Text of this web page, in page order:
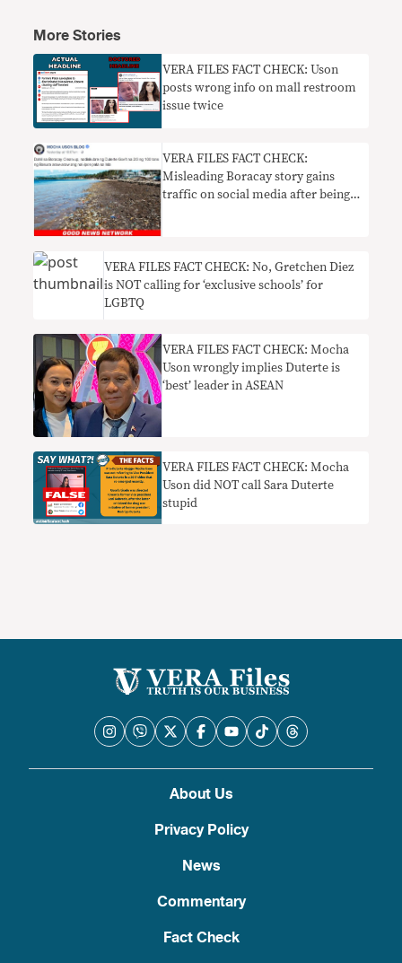
More Stories
VERA FILES FACT CHECK: Uson
posts wrong info on mall restroom
issue twice
VERA FILES FACT CHECK:
Misleading Boracay story gains
traffic on social media after being
VERA FILES FACT CHECK: No, Gretchen Diez
is NOT calling for ‘exclusive schools’ for
LGBTQ
VERA FILES FACT CHECK: Mocha
Uson wrongly implies Duterte is
‘best’ leader in ASEAN
VERA FILES FACT CHECK: Mocha
Uson did NOT call Sara Duterte
stupid
About Us
Privacy Policy
News
Commentary
Fact Check